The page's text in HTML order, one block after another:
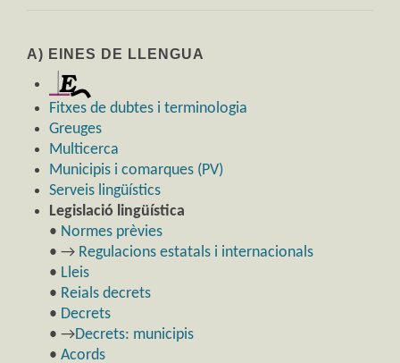
A) EINES DE LLENGUA
Fitxes de dubtes i terminologia
Greuges
Multicerca
Municipis i comarques (PV)
Serveis lingüístics
Legislació lingüística
• Normes prèvies
• → Regulacions estatals i internacionals
• Lleis
• Reials decrets
• Decrets
• →Decrets: municipis
• Acords